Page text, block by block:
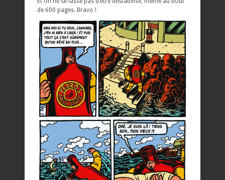
de 600 pages. Bravo !